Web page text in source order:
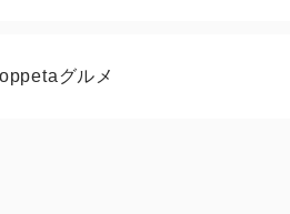
グルメ